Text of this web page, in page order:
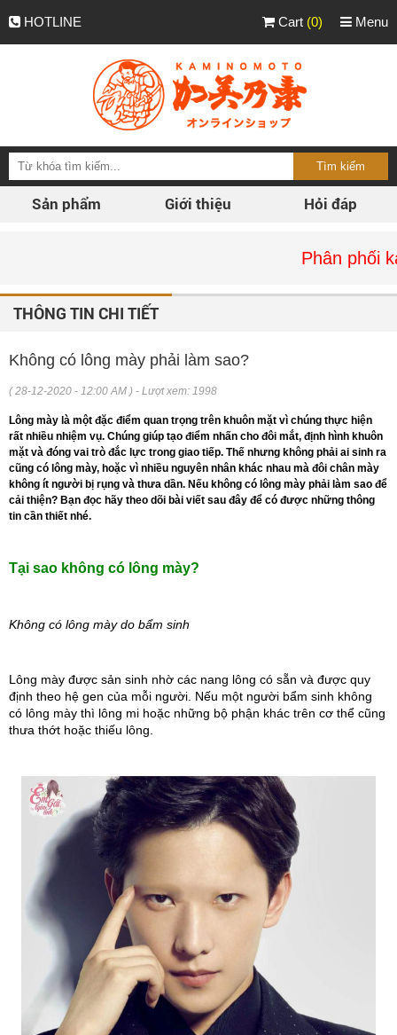
HOTLINE Menu
Cart (0)
Sản phẩm Giới thiệu Hỏi đáp
Phân phối
THÔNG TIN CHI TIẾT
Không có lông mày phải làm sao?
( 28-12-2020 - 12:00 AM ) - Lượt xem: 1998
Lông mày là một đặc điểm quan trọng trên khuôn mặt vì chúng thực hiện
rất nhiều nhiệm vụ. Chúng giúp tạo điểm nhấn cho đôi mắt, định hình khuôn
mặt và đóng vai trò đắc lực trong giao tiếp. Thế nhưng không phải ai sinh ra
cũng có lông mày, hoặc vì nhiều nguyên nhân khác nhau mà đôi chân mày
không ít người bị rụng và thưa dần. Nếu không có lông mày phải làm sao để
cải thiện? Bạn đọc hãy theo dõi bài viết sau đây để có được những thông
tin cần thiết nhé.
Tại sao không có lông mày?
Không có lông mày do bẩm sinh
Lông mày được sản sinh nhờ các nang lông có sẵn và được quy
định theo hệ gen của mỗi người. Nếu một người bẩm sinh không
có lông mày thì lông mi hoặc những bộ phận khác trên cơ thể cũng
thưa thớt hoặc thiếu lông.